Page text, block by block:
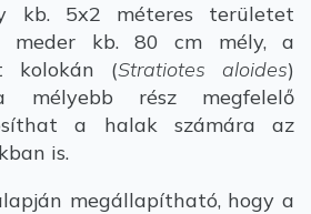
kb. 5x2 méteres területet
kb. 80 cm mély, a
kolokán (Stratiotes aloides)
rész megfelelő
a halak számára az
is.
megállapítható, hogy a